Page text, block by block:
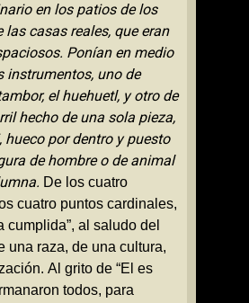
en los patios de los
las casas reales, que eran
Ponían en medio
instrumentos, uno de
el huehuetl, y otro de
hecho de una sola pieza,
hueco por dentro y puesto
de hombre o de animal
De los cuatro
cuatro puntos cardinales,
cumplida”, al saludo del
una raza, de una cultura,
Al grito de “El es
todos, para